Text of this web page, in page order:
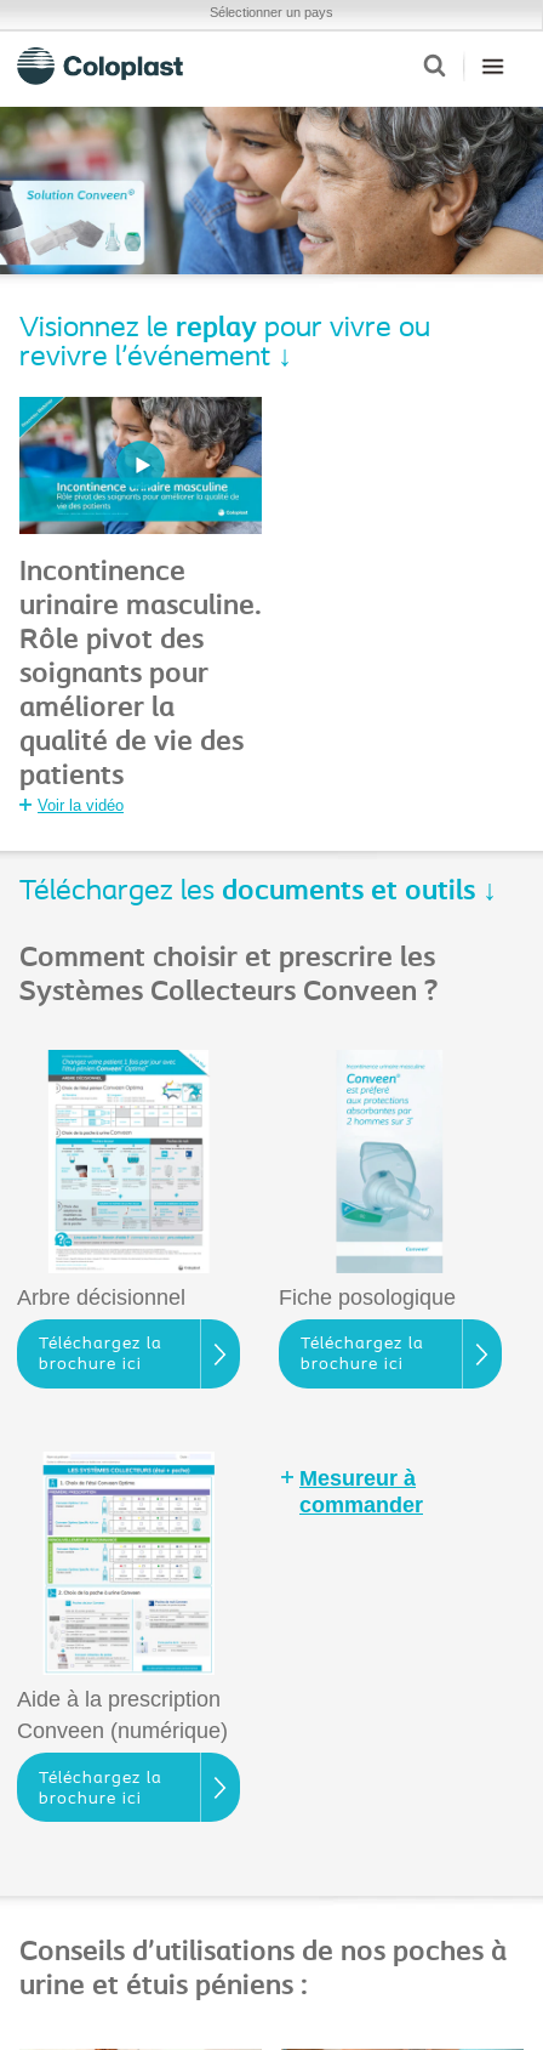
Sélectionner un pays
Visionnez le replay pour vivre ou
revivre l'événement ↓
Incontinence
urinaire masculine.
Rôle pivot des
soignants pour
améliorer la
qualité de vie des
patients
Voir la vidéo
Téléchargez les documents et outils ↓
Comment choisir et prescrire les
Systèmes Collecteurs Conveen ?
Arbre décisionnel
Téléchargez la
brochure ici
Fiche posologique
Téléchargez la
brochure ici
Aide à la prescription
Conveen (numérique)
Téléchargez la
brochure ici
Mesureur à
commander
Conseils d'utilisations de nos poches à
urine et étuis péniens :